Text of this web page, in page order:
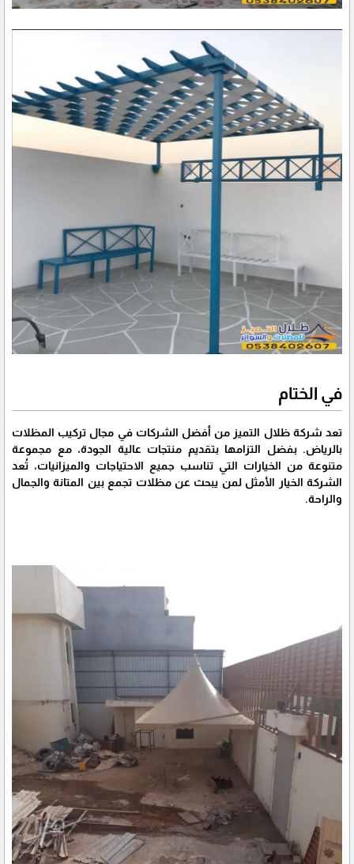
في الختام
تعد شركة ظلال التميز من أفضل الشركات في مجال تركيب المظلات
بالرياض. بفضل التزامها بتقديم منتجات عالية الجودة، مع مجموعة
متنوعة من الخيارات التي تناسب جميع الاحتياجات والميزانيات، تُعد
الشركة الخيار الأمثل لمن يبحث عن مظلات تجمع بين المتانة والجمال
والراحة.